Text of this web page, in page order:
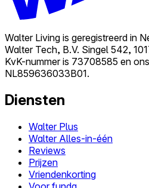
Walter Living is geregistreerd in
Walter Tech, B.V. Singel 542,
KvK-nummer is 73708585 en
NL859636033B01.
Diensten
Walter Plus
Walter Alles-in-één
Reviews
Prijzen
Vriendenkorting